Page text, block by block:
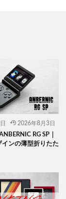
2026年8月3日
RG SP｜
インの薄型折りたた